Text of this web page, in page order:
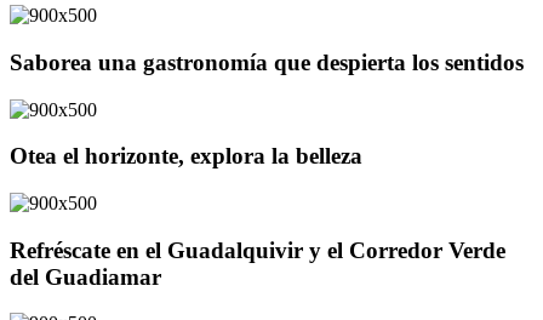
Saborea una gastronomía que despierta los sentidos
Otea el horizonte, explora la belleza
Refréscate en el Guadalquivir y el Corredor Verde
del Guadiamar